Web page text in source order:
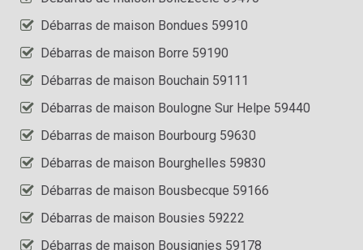
Débarras de maison Bondues 59910
Débarras de maison Borre 59190
Débarras de maison Bouchain 59111
Débarras de maison Boulogne Sur Helpe 59440
Débarras de maison Bourbourg 59630
Débarras de maison Bourghelles 59830
Débarras de maison Bousbecque 59166
Débarras de maison Bousies 59222
Débarras de maison Bousignies 59178